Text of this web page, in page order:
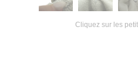
Cliquez sur les